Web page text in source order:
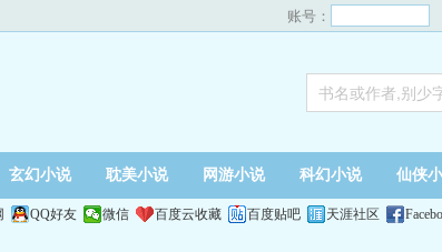
账号：
玄幻小说 耽美小说 网游小说 科幻小说 仙侠
QQ好友 微信 百度云收藏 百度贴吧 天涯社区